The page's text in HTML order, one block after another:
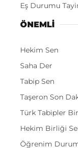
Eş Durumu
ÖNEMLI
Hekim Sen
Saha Der
Tabip Sen
Taşeron Son
Türk Tabipler
Hekim Birliği
Öğrenim